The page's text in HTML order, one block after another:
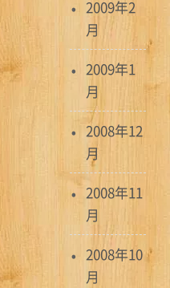
2009年2
月
2009年1
月
2008年12
月
2008年11
月
2008年10
月